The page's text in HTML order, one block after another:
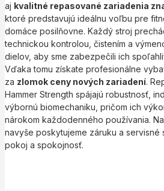
aj kvalitné repasované zariadenia
ktoré predstavujú ideálnu voľbu pre
domáce posilňovne. Každý stroj
technickou kontrolou, čistením a
dielov, aby sme zabezpečili ich
Vďaka tomu získate profesionálne
za zlomok ceny nových zariadení.
Hammer Strength spájajú robustnosť,
výbornú biomechaniku, pričom ich
nárokom každodenného používania.
navyše poskytujeme záruku a servisné
pokoj a spokojnosť.